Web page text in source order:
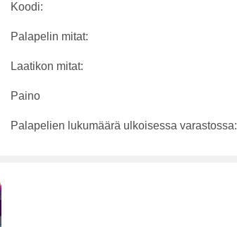
Koodi:
Palapelin mitat:
Laatikon mitat:
Paino
Palapelien lukumäärä ulkoisessa varastossa: